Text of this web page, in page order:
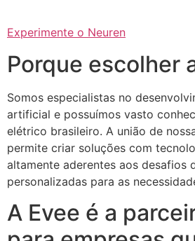
Experimente o Neuren
Porque escolher
Somos especialistas no
artificial e possuímos vasto
elétrico brasileiro. A união de
permite criar soluções com
altamente aderentes aos desafios
personalizadas para as
A Evee é a